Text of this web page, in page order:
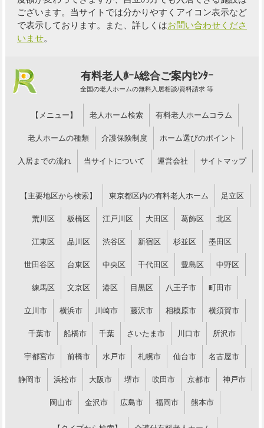
ございます。当サイトでは分かりやすくアイコン表示など
で表示しております。また、詳しくはお問い合わせくださ
いませ。
有料老人ﾎｰﾑ総合ご案内ｾﾝﾀｰ
全国の老人ホームの無料入居相談/資料請求 等
【メニュー】 老人ホーム検索 有料老人ホームコラム
老人ホームの種類 介護保険制度 ホーム選びのポイント
入居までの流れ 当サイトについて 運営会社 サイトマップ
【主要地区から検索】 東京都区内の有料老人ホーム 足立区
荒川区 板橋区 江戸川区 大田区 葛飾区 北区
江東区 品川区 渋谷区 新宿区 杉並区 墨田区
世田谷区 台東区 中央区 千代田区 豊島区 中野区
練馬区 文京区 港区 目黒区 八王子市 町田市
立川市 横浜市 川崎市 藤沢市 相模原市 横須賀市
千葉市 船橋市 千葉 さいたま市 川口市 所沢市
宇都宮市 前橋市 水戸市 札幌市 仙台市 名古屋市
静岡市 浜松市 大阪市 堺市 吹田市 京都市 神戸市
岡山市 金沢市 広島市 福岡市 熊本市